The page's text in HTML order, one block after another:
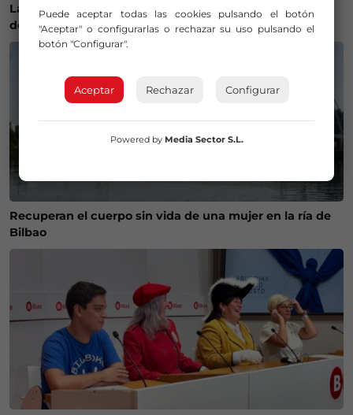
La Policía Municipal de Bilbao intensifica los controles
de alcohol y drogas para evitar accidentes
Recuperan el cuerpo sin vida de una mujer en la ría de
Bilbao
Puede aceptar todas las cookies pulsando el botón
"Aceptar" o configurarlas o rechazar su uso pulsando el
botón "Configurar".
Aceptar Rechazar Configurar
Powered by Media Sector S.L.